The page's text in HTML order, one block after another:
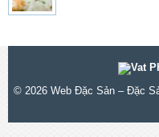
© 2026 Web Đặc Sản – Đặc